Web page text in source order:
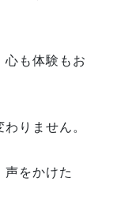
心も体験もお
りません。
声をかけた